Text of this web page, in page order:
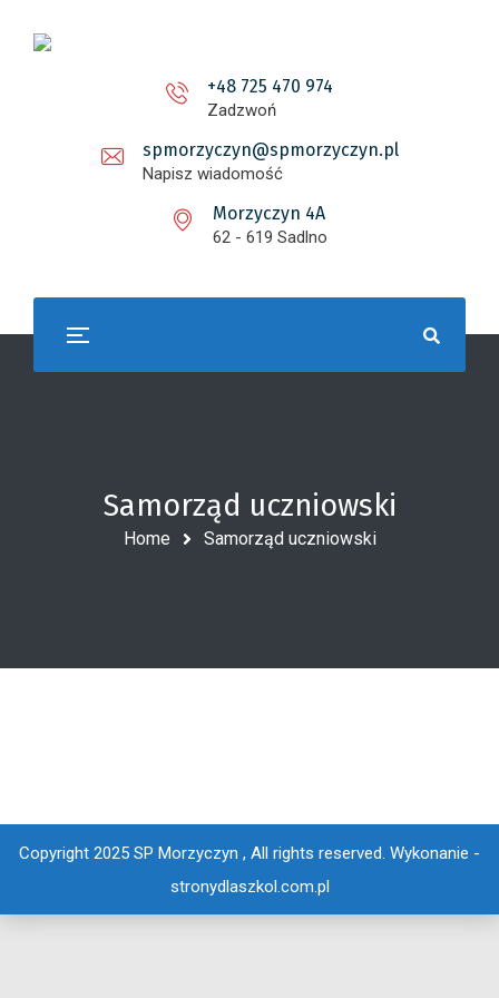
+48 725 470 974
Zadzwoń
spmorzyczyn@spmorzyczyn.pl
Napisz wiadomość
Morzyczyn 4A
62 - 619 Sadlno
Samorząd uczniowski
Home Samorząd uczniowski
Copyright 2025 SP Morzyczyn , All rights reserved. Wykonanie -
stronydlaszkol.com.pl